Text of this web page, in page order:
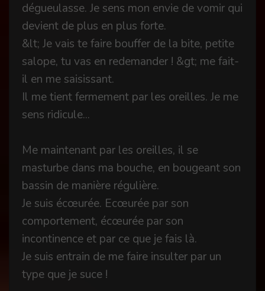
dégueulasse. Je sens mon envie de vomir qui
devient de plus en plus forte.
&lt; Je vais te faire bouffer de la bite, petite
salope, tu vas en redemander ! &gt; me fait-
il en me saisissant.
Il me tient fermement par les oreilles. Je me
sens ridicule...
Me maintenant par les oreilles, il se
masturbe dans ma bouche, en bougeant son
bassin de manière régulière.
Je suis écœurée. Ecœurée par son
comportement, écœurée par son
incontinence et par ce que je fais là.
Je suis entrain de me faire insulter par un
type que je suce !